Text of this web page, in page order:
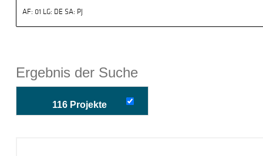
Ergebnis der Suche
116 Projekte